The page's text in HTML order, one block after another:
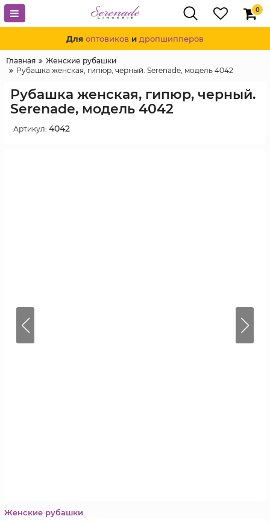
0
Для оптовиков и дропшипперов
Главная
Женские рубашки
Рубашка женская, гипюр, черный. Serenade, модель 4042
Рубашка женская, гипюр, черный.
Serenade, модель 4042
Артикул: 4042
Женские рубашки